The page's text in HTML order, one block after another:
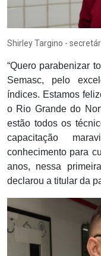
Shirley Targino -
“Quero parabenizar
Semasc, pelo
índices. Estamos
o Rio Grande do
estão todos os
capacitação
conhecimento para
anos, nessa
declarou a titular da